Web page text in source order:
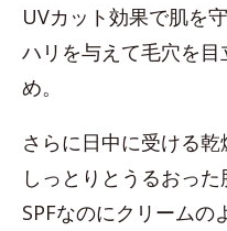
UVカット効果で肌を
ハリを与えて毛穴を
め。
さらに日中に受ける乾
しっとりとうるおっ
SPFなのにクリームの